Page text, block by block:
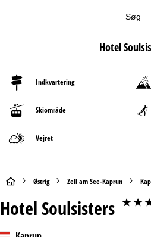
Søg
Hotel
Indkvartering
Skiområde
Vejret
S
t
Østrig Zell am See-Kaprun
Hotel Soulsisters